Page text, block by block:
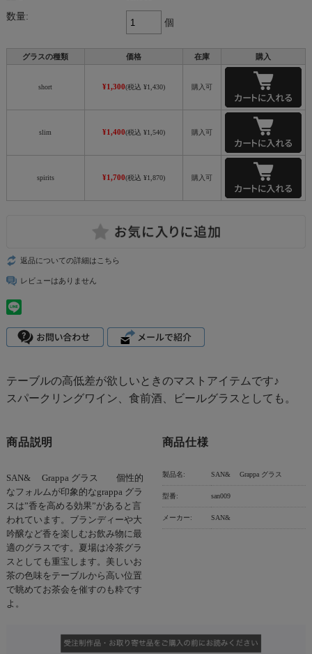
数量:
個
グラスの種類 価格 在庫 購入
short ¥1,300(税込 ¥1,430) 購入可
slim ¥1,400(税込 ¥1,540) 購入可
spirits ¥1,700(税込 ¥1,870) 購入可
返品についての詳細はこちら
レビューはありません
テーブルの高低差が欲しいときのマストアイテムです♪
スパークリングワイン、食前酒、ビールグラスとしても。
商品説明
SAN& Grappa グラス 個性的
なフォルムが印象的なgrappa グラ
スは”香を高める効果”があると言
われています。ブランディーや大
吟醸など香を楽しむお飲み物に最
適のグラスです。夏場は冷茶グラ
スとしても重宝します。美しいお
茶の色味をテーブルから高い位置
で眺めてお茶会を催すのも粋です
よ。
商品仕様
製品名: SAN& Grappa グラス
型番: san009
メーカー: SAN&